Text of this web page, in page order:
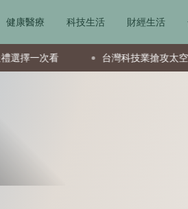
健康醫療 科技生活 財經生活
台灣科技業搶攻太空市場 供應